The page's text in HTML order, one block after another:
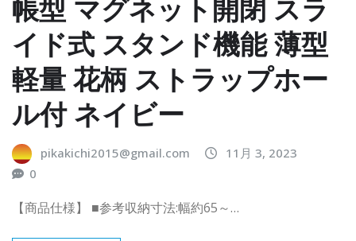
帳型 マグネット開閉 スラ
イド式 スタンド機能 薄型
軽量 花柄 ストラップホー
ル付 ネイビー
pikakichi2015@gmail.com
11月 3, 2023
0
【商品仕様】 ■参考収納寸法:幅約65～…